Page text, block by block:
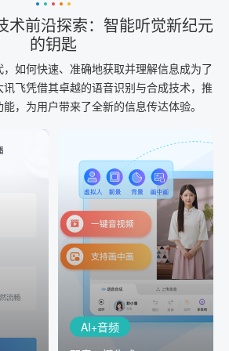
术前沿探索：智能听觉新纪元
的钥匙
如何快速、准确地获取并理解信息成为了
飞凭借其卓越的语音识别与合成技术，推
，为用户带来了全新的信息传达体验。
一
AI+音频
AI+音频
配音一键生成
AI+音频：基于全球领先的
TTS能力打造的AI音频制作
工具，输入文本、选择发
音人即可一键生成专业音